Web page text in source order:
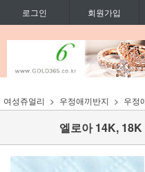
로그인 회원가입
여성쥬얼리 우정애끼반지 우정
엘로아 14K,